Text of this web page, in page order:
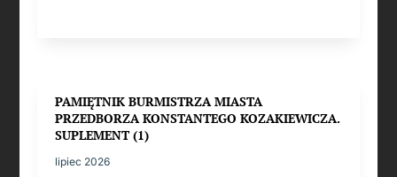
PAMIĘTNIK BURMISTRZA MIASTA
PRZEDBORZA KONSTANTEGO KOZAKIEWICZA.
SUPLEMENT (1)
lipiec 2026